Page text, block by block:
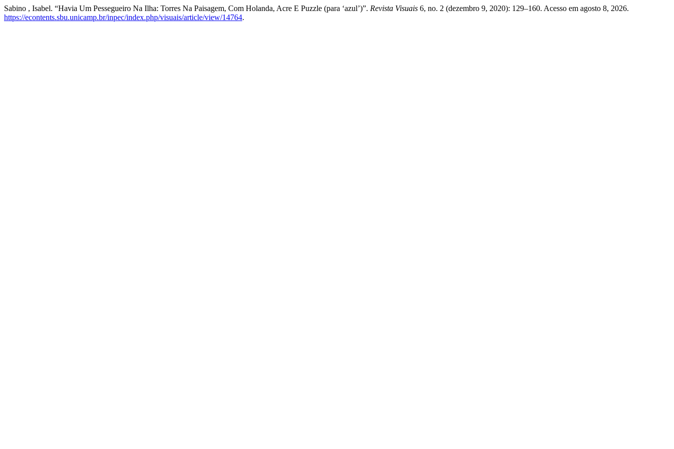
Sabino , Isabel. “Havia Um Pessegueiro Na Ilha: Torres Na Paisagem, Com Holanda, Acre E Puzzle (para ‘azul’)”. Revista Visuais 6, no. 2 (dezembro 9, 2020): 129–160. Acesso em agosto 8, 2026.
https://econtents.sbu.unicamp.br/inpec/index.php/visuais/article/view/14764.